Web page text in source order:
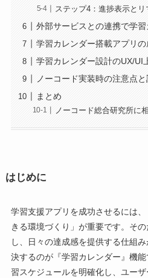
ステップ4：進捗表示とリ
外部サービスとの連携で学
学習カレンダー搭載アプリの
学習カレンダー設計のUX/UI
ノーコード実装時の注意点と
まとめ
ノーコード総合研究所に
はじめに
学習支援アプリを成功させるには
きる環境づくり」が重要です。そ
し、日々の達成感を提供する仕組
決するのが『学習カレンダー』機
習スケジュールを明確化し、ユー